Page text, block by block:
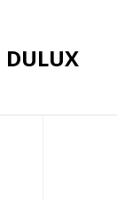
DULUX